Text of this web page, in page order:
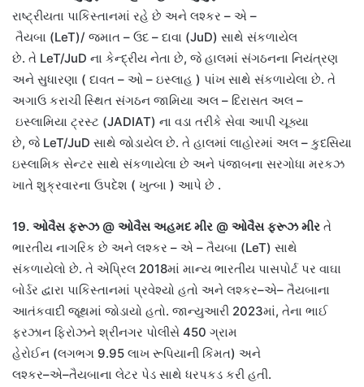
રાષ્ટ્રીયતા પાકિસ્તાનમાં રહે છે અને લશ્કર – એ –
તૈયબા (LeT)/ જમાત – ઉદ – દાવા (JuD) સાથે સંકળાયેલ
છે. તે LeT/JuD ના કેન્દ્રીય નેતા છે, જે હાલમાં સંગઠનના નિયંત્રણ
અને સુધારણા ( દાવત – ઓ – ઇસ્લાહ ) પાંખ સાથે સંકળાયેલા છે. તે
અગાઉ કરાચી સ્થિત સંગઠન જામિયા અલ – દિરાસત અલ –
ઇસ્લામિયા ટ્રસ્ટ (JADIAT) ના વડા તરીકે સેવા આપી ચૂક્યા
છે, જે LeT/JuD સાથે જોડાયેલ છે. તે હાલમાં લાહોરમાં અલ – કુદસિયા
ઇસ્લામિક સેન્ટર સાથે સંકળાયેલા છે અને પંજાબના સરગોધા મરકઝ
ખાતે શુક્રવારના ઉપદેશ ( ખુત્બા ) આપે છે .
19. ઓવૈસ ફરૂઝ@ ઓવૈસ અહમદ મીર @ ઓવૈસ ફરૂઝ મીર તે
ભારતીય નાગરિક છે અને લશ્કર – એ – તૈયબા (LeT) સાથે
સંકળાયેલો છે. તે એપ્રિલ 2018માં માન્ય ભારતીય પાસપોર્ટ પર વાઘા
બોર્ડર દ્વારા પાકિસ્તાનમાં પ્રવેશ્યો હતો અને લશ્કર–એ– તૈયબાના
આતંકવાદી જૂથમાં જોડાયો હતો. જાન્યુઆરી 2023માં, તેના ભાઈ
ફરઝાન ફિરોઝને શ્રીનગર પોલીસે 450 ગ્રામ
હેરોઈન (લગભગ 9.95 લાખ રૂપિયાની કિંમત) અને
લશ્કર–એ–તૈયબાના લેટર પેડ સાથે ધરપકડ કરી હતી.